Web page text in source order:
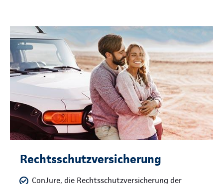
Rechtsschutzversicherung
ConJure, die Rechtsschutzversicherung der